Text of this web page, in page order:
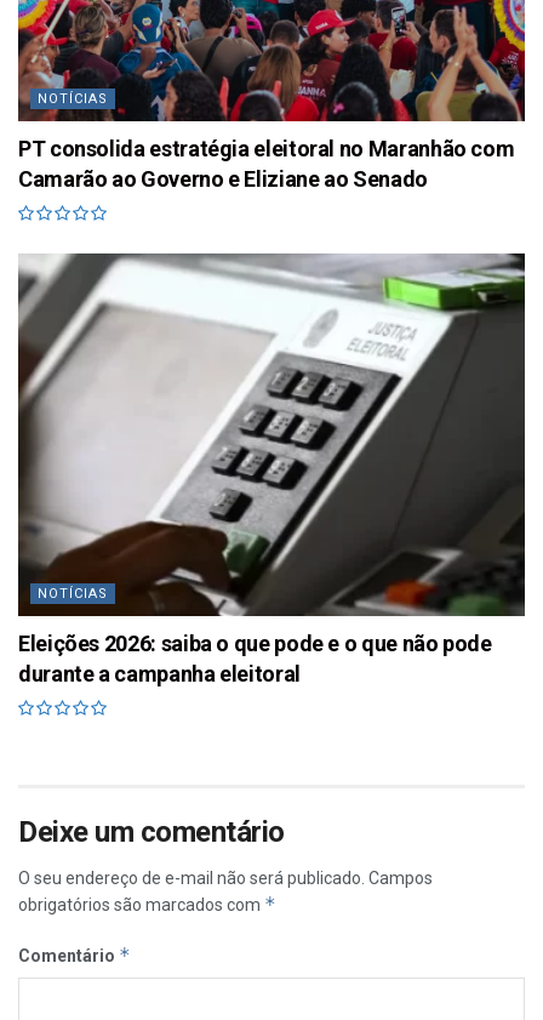
NOTÍCIAS
PT consolida estratégia eleitoral no Maranhão com
Camarão ao Governo e Eliziane ao Senado
NOTÍCIAS
Eleições 2026: saiba o que pode e o que não pode
durante a campanha eleitoral
Deixe um comentário
O seu endereço de e-mail não será publicado. Campos
obrigatórios são marcados com *
Comentário *